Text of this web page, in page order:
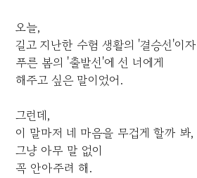
오늘,
길고 지난한 수험 생활의 '결승선'이자
푸른 봄의 '출발선'에 선 너에게
해주고 싶은 말이었어.
그런데,
이 말마저 네 마음을 무겁게 할까 봐,
그냥 아무 말 없이
꼭 안아주려 해.